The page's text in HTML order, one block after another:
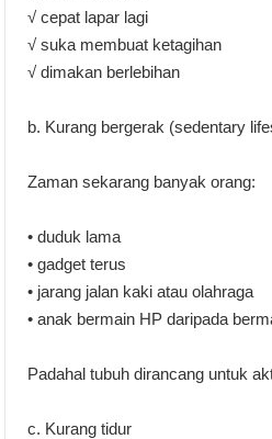
√ cepat lapar lagi
√ suka membuat ketagihan
√ dimakan berlebihan
b. Kurang bergerak (sedentary
Zaman sekarang banyak orang:
• duduk lama
• gadget terus
• jarang jalan kaki atau olahraga
• anak bermain HP daripada
Padahal tubuh dirancang untuk
c. Kurang tidur